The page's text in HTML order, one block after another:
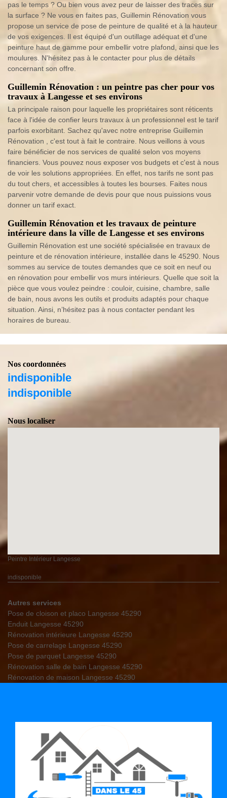
pas le temps ? Ou bien vous avez peur de laisser des traces sur
la surface ? Ne vous en faites pas, Guillemin Rénovation vous
propose un service de pose de peinture de qualité et à la hauteur
de vos exigences. Il est équipé d'un outillage adéquat et d'une
peinture haut de gamme pour embellir votre plafond, ainsi que les
moulures. N'hésitez pas à le contacter pour plus de détails
concernant son offre.
Guillemin Rénovation : un peintre pas cher pour vos
travaux à Langesse et ses environs
La principale raison pour laquelle les propriétaires sont réticents
face à l'idée de confier leurs travaux à un professionnel est le tarif
parfois exorbitant. Sachez qu'avec notre entreprise Guillemin
Rénovation , c'est tout à fait le contraire. Nous veillons à vous
faire bénéficier de nos services de qualité selon vos moyens
financiers. Vous pouvez nous exposer vos budgets et c'est à nous
de voir les solutions appropriées. En effet, nos tarifs ne sont pas
du tout chers, et accessibles à toutes les bourses. Faites nous
parvenir votre demande de devis pour que nous puissions vous
donner un tarif exact.
Guillemin Rénovation et les travaux de peinture
intérieure dans la ville de Langesse et ses environs
Guillemin Rénovation est une société spécialisée en travaux de
peinture et de rénovation intérieure, installée dans le 45290. Nous
sommes au service de toutes demandes que ce soit en neuf ou
en rénovation pour embellir vos murs intérieurs. Quelle que soit la
pièce que vous voulez peindre : couloir, cuisine, chambre, salle
de bain, nous avons les outils et produits adaptés pour chaque
situation. Ainsi, n’hésitez pas à nous contacter pendant les
horaires de bureau.
Nos coordonnées
indisponible
indisponible
Nous localiser
Peintre Intérieur Langesse
indisponible
Autres services
Pose de cloison et placo Langesse 45290
Enduit Langesse 45290
Rénovation intérieure Langesse 45290
Pose de carrelage Langesse 45290
Pose de parquet Langesse 45290
Rénovation salle de bain Langesse 45290
Rénovation de maison Langesse 45290